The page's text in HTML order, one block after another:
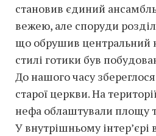
становив єдиний
вежею, але споруди
що обрушив центральний
стилі готики був
До нашого часу
старої церкви. На
нефа облаштували площу
У внутрішньому інтер’єрі